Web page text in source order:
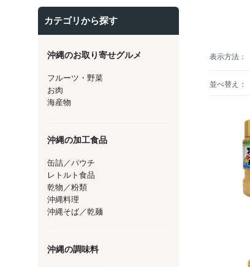
カテゴリから探す
沖縄のお取り寄せグルメ
フルーツ・野菜
お肉
海産物
沖縄の加工食品
缶詰／パウチ
レトルト食品
乾物／粉類
沖縄料理
沖縄そば／乾麺
沖縄の調味料
表示方法：
並べ替え：